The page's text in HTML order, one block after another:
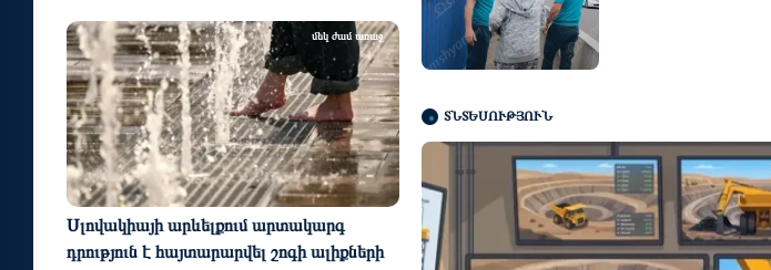
Սլովակիայի արևելքում արտակարգ
դրություն է հայտարարվել շոգի ալիքների
մեկ ժամ առաջ
ՏՆՏԵՍՈՒԹՅՈՒՆ